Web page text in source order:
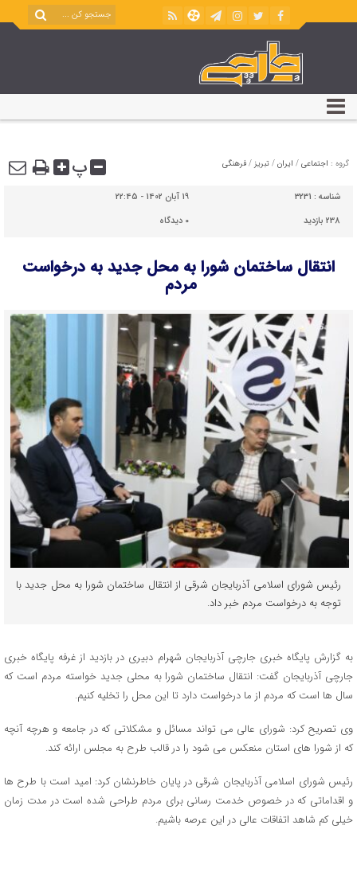
گروه : اجتماعی / ایران / تبریز / فرهنگی پ
شناسه : 3231
19 آبان 1402 - 22:45
238 بازدید
۰ دیدگاه
انتقال ساختمان شورا به محل جدید به درخواست
مردم
رئیس شورای اسلامی آذربایجان شرقی از انتقال ساختمان شورا به محل جدید با
توجه به درخواست مردم خبر داد.
به گزارش پایگاه خبری جارچی آذربایجان شهرام دبیری در بازدید از غرفه پایگاه خبری
جارچی آ‌ذربایجان گفت: انتقال ساختمان شورا به محلی جدید خواسته مردم است که
سال ها است که مردم از ما درخواست دارد تا این محل را تخلیه کنیم.
وی تصریح کرد: شورای عالی می تواند مسائل و مشکلاتی که در جامعه و هرچه آنچه
که از شورا های استان منعکس می شود را در قالب طرح به مجلس ارائه کند.
رئیس شورای اسلامی آذربایجان شرقی در پایان خاطرنشان کرد: امید است با طرح ها
و اقداماتی که در خصوص خدمت رسانی برای مردم طراحی شده است در مدت زمان
خیلی کم شاهد اتفاقات عالی در این عرصه باشیم.